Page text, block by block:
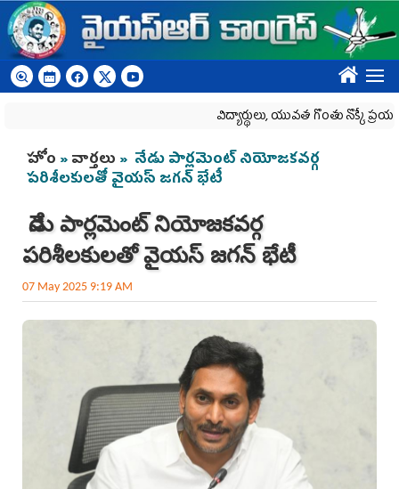
Skip to main content
????
విద్యార్థులు, యువత గొంతు నొక్కే ప్రయత్నం
You are here
హోం »వార్తలు » నేడు పార్లమెంట్‌ నియోజకవర్గ
పరిశీలకులతో వైయ‌స్‌ జగన్‌ భేటీ
నేడు పార్లమెంట్‌ నియోజకవర్గ
పరిశీలకులతో వైయ‌స్‌ జగన్‌ భేటీ
07 May 2025 9:19 AM